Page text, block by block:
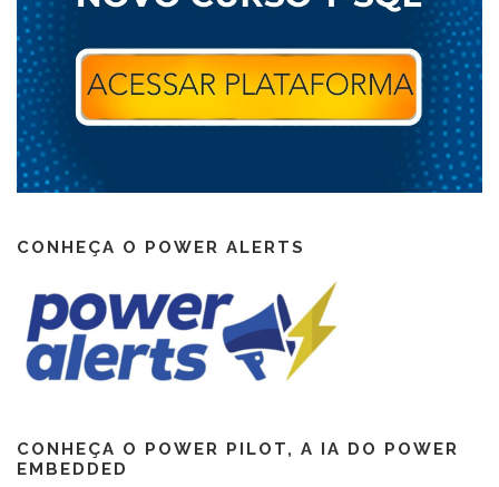
CONHEÇA O POWER ALERTS
CONHEÇA O POWER PILOT, A IA DO POWER
EMBEDDED